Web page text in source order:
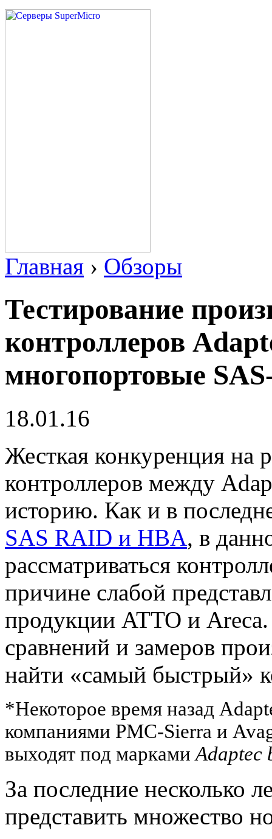
Главная › Обзоры
Тестирование
контроллеров
многопортовые
18.01.16
Жесткая конкуренция
контроллеров между
историю. Как и в
SAS RAID и HBA, в
рассматриваться
причине слабой
продукции ATTO и
сравнений и замеров
найти «самый быстрый»
*Некоторое время назад
компаниями PMC-Sierra и
выходят под маркамиAdaptec
За последние несколько
представить множество